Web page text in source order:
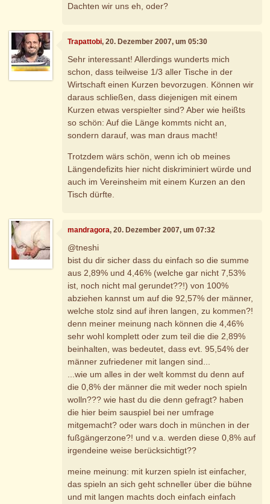
Dachten wir uns eh, oder?
Trapattobi, 20. Dezember 2007, um 05:30
Sehr interessant! Allerdings wunderts mich
schon, dass teilweise 1/3 aller Tische in der
Wirtschaft einen Kurzen bevorzugen. Können wir
daraus schließen, dass diejenigen mit einem
Kurzen etwas verspielter sind? Aber wie heißts
so schön: Auf die Länge kommts nicht an,
sondern darauf, was man draus macht!
Trotzdem wärs schön, wenn ich ob meines
Längendefizits hier nicht diskriminiert würde und
auch im Vereinsheim mit einem Kurzen an den
Tisch dürfte.
mandragora, 20. Dezember 2007, um 07:32
@tneshi
bist du dir sicher dass du einfach so die summe
aus 2,89% und 4,46% (welche gar nicht 7,53%
ist, noch nicht mal gerundet??!) von 100%
abziehen kannst um auf die 92,57% der männer,
welche stolz sind auf ihren langen, zu kommen?!
denn meiner meinung nach können die 4,46%
sehr wohl komplett oder zum teil die die 2,89%
beinhalten, was bedeutet, dass evt. 95,54% der
männer zufriedener mit langen sind...
...wie um alles in der welt kommst du denn auf
die 0,8% der männer die mit weder noch spieln
wolln??? wie hast du die denn gefragt? haben
die hier beim sauspiel bei ner umfrage
mitgemacht? oder wars doch in münchen in der
fußgängerzone?! und v.a. werden diese 0,8% auf
irgendeine weise berücksichtigt??
meine meinung: mit kurzen spieln ist einfacher,
das spieln an sich geht schneller über die bühne
und mit langen machts doch einfach einfach